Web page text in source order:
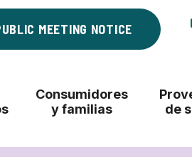
MEETING NOTICE
Consumidores
y familias
de